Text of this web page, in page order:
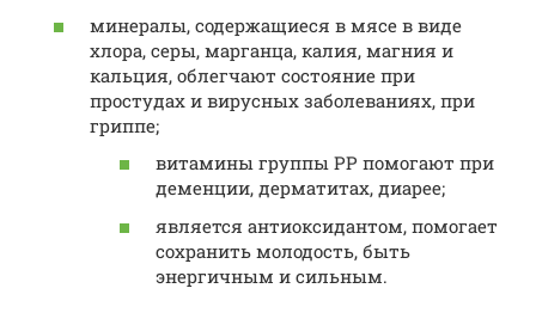
минералы, содержащиеся в мясе в виде
хлора, серы, марганца, калия, магния и
кальция, облегчают состояние при
простудах и вирусных заболеваниях, при
гриппе;
витамины группы РР помогают при
деменции, дерматитах, диарее;
является антиоксидантом, помогает
сохранить молодость, быть
энергичным и сильным.